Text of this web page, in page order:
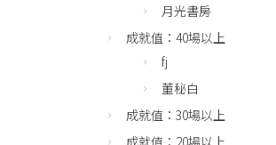
月光書房
成就值：40場以上
fj
董秘白
成就值：30場以上
成就值：20場以上